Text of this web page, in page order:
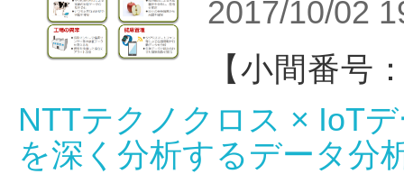
2017/10/02
【小間番号
NTTテクノクロス × IoT
を深く分析するデータ分